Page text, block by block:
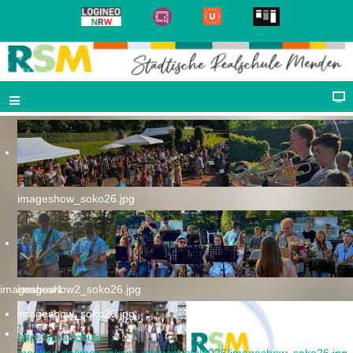
imageshow_soko26.jpg
imageshow2_soko26.jpg
imageshow1
imageshow_soko26.jpg
https://realschule-